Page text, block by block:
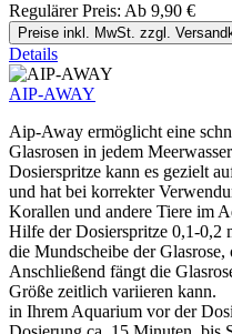
Regulärer Preis: Ab 9,90 €
Preise inkl. MwSt. zzgl.
Details
AIP-AWAY
Aip-Away ermöglicht eine
Glasrosen in jedem
Dosierspritze kann es gezielt
und hat bei korrekter
Korallen und andere Tiere im
Hilfe der Dosierspritze 0,1-0,2
die Mundscheibe der Glasrose,
Anschließend fängt die
Größe zeitlich variieren kann.
in Ihrem Aquarium vor der